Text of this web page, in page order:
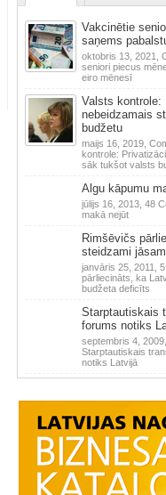
Vakcinētie
saņems
oktobris 13, 2021,
seniori piecus
eiro mēnesī
Valsts kontrole:
nebeidzamais
budžetu
maijs 16, 2019,
kontrole:
sāk tukšot valsts
Algu kāpumu
jūlijs 16, 2013, 48
makā nejūt
Rimšēvičs
steidzami
janvāris 25, 2011,
pārliecināts, ka
budžeta deficīts
Starptautiskais
forums notiks
septembris 4, 2009,
Starptautiskais
notiks Latvijā